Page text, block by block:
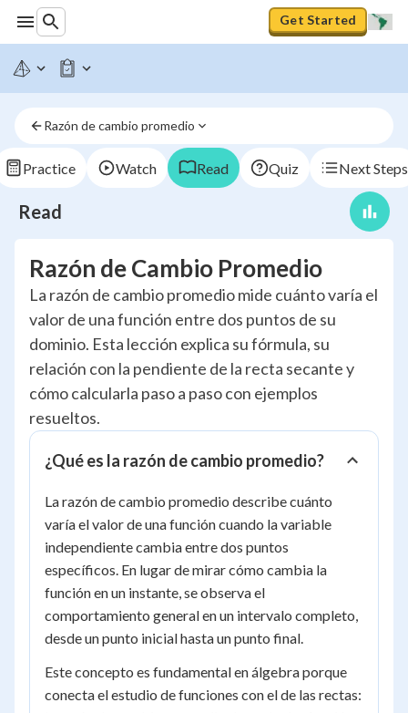
Get Started
Razón de cambio promedio
Practice Watch Read Quiz Next Steps
Read
Razón de Cambio Promedio
La razón de cambio promedio mide cuánto varía el
valor de una función entre dos puntos de su
dominio. Esta lección explica su fórmula, su
relación con la pendiente de la recta secante y
cómo calcularla paso a paso con ejemplos
resueltos.
¿Qué es la razón de cambio promedio?
La razón de cambio promedio describe cuánto
varía el valor de una función cuando la variable
independiente cambia entre dos puntos
específicos. En lugar de mirar cómo cambia la
función en un instante, se observa el
comportamiento general en un intervalo completo,
desde un punto inicial hasta un punto final.
Este concepto es fundamental en álgebra porque
conecta el estudio de funciones con el de las rectas: